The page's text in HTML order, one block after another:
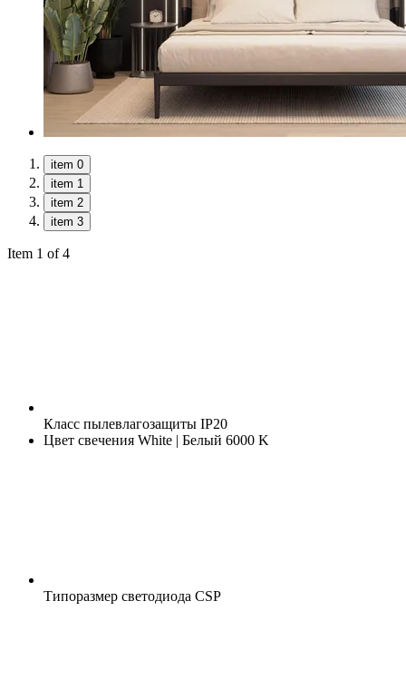
item 0
item 1
item 2
item 3
Item 1 of 4
Класс пылевлагозащиты IP20
Цвет свечения White | Белый 6000 K
Типоразмер светодиода CSP